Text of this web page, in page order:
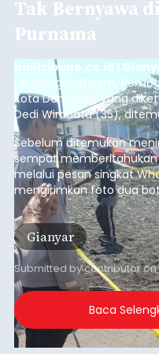
Tak Bernyawa
Purnama
balitribune.co.id I
Lingkungan Dalem,
Kota Denpasar, yang
Dedi Wiranata (35),
pesisir Pantai Purnama,
Sebelum ditemukan
sempat memberitahukan
melalui pesan singkat
mengirimkan foto dua
istrinya.
Gianyar
Submitted bycontributoron
Baca